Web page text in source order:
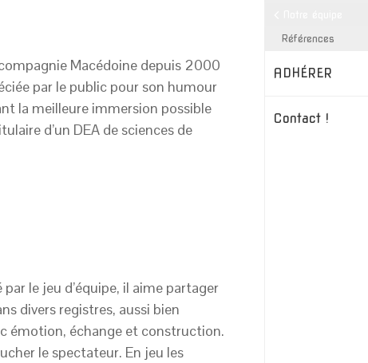
Références
ADHÉRER
Contact !
Macédoine depuis 2000
par le public pour son humour
la meilleure immersion possible
d’un DEA de sciences de
le jeu d’équipe, il aime partager
divers registres, aussi bien
émotion, échange et construction.
le spectateur. En jeu les